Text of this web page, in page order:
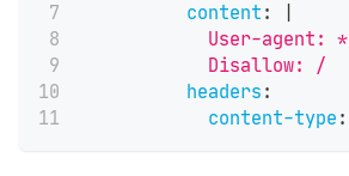
content :
            User-agent: *
            Disallow: /
headers :
content-type :